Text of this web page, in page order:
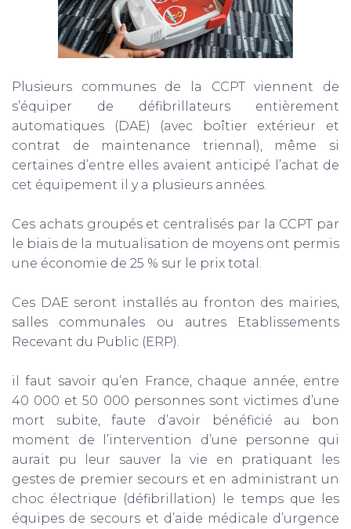
Plusieurs communes de la CCPT viennent de
s’équiper de défibrillateurs entièrement
automatiques (DAE) (avec boîtier extérieur et
contrat de maintenance triennal), même si
certaines d’entre elles avaient anticipé l’achat de
cet équipement il y a plusieurs années.
Ces achats groupés et centralisés par la CCPT par
le biais de la mutualisation de moyens ont permis
une économie de 25 % sur le prix total.
Ces DAE seront installés au fronton des mairies,
salles communales ou autres Etablissements
Recevant du Public (ERP).
il faut savoir qu’en France, chaque année, entre
40 000 et 50 000 personnes sont victimes d’une
mort subite, faute d’avoir bénéficié au bon
moment de l’intervention d’une personne qui
aurait pu leur sauver la vie en pratiquant les
gestes de premier secours et en administrant un
choc électrique (défibrillation) le temps que les
équipes de secours et d’aide médicale d’urgence